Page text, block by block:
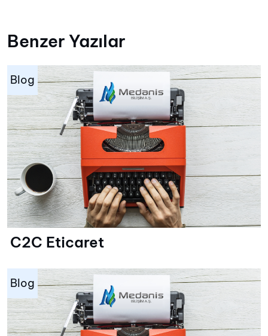
Benzer Yazılar
Blog
C2C Eticaret
Blog